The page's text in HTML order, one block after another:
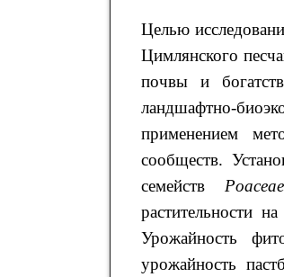
Целью
Цимлянского
почвы и
ландшафтно-
применением
сообществ.
семейств
растительности
Урожайность
урожайность